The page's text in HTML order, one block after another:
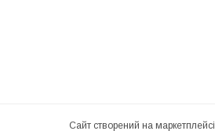
Сайт створений на маркетплейсі